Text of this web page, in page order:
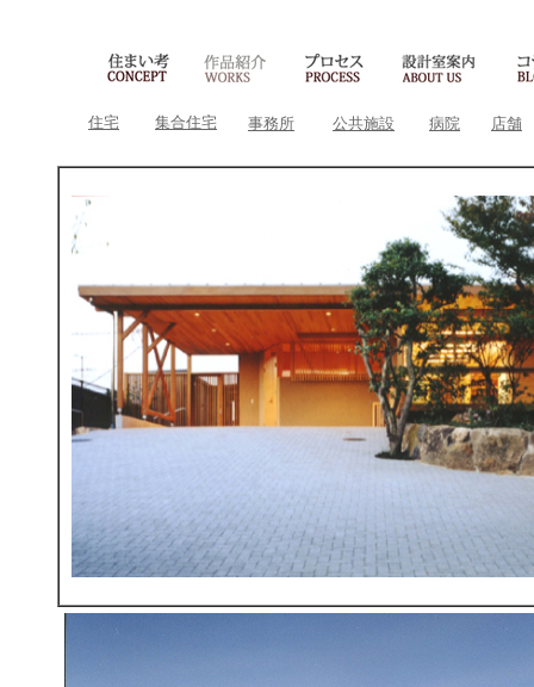
公共施設 病院 店舗
住宅 事務所
集合住宅